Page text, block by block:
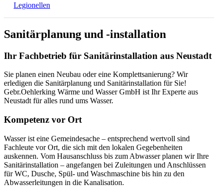
Legionellen
Sanitärplanung und -installation
Ihr Fachbetrieb für Sanitärinstallation aus Neustadt
Sie planen einen Neubau oder eine Komplettsanierung? Wir
erledigen die Sanitärplanung und Sanitärinstallation für Sie!
Gebr.Oehlerking Wärme und Wasser GmbH ist Ihr Experte aus
Neustadt für alles rund ums Wasser.
Kompetenz vor Ort
Wasser ist eine Gemeindesache – entsprechend wertvoll sind
Fachleute vor Ort, die sich mit den lokalen Gegebenheiten
auskennen. Vom Hausanschluss bis zum Abwasser planen wir Ihre
Sanitärinstallation – angefangen bei Zuleitungen und Anschlüssen
für WC, Dusche, Spül- und Waschmaschine bis hin zu den
Abwasserleitungen in die Kanalisation.